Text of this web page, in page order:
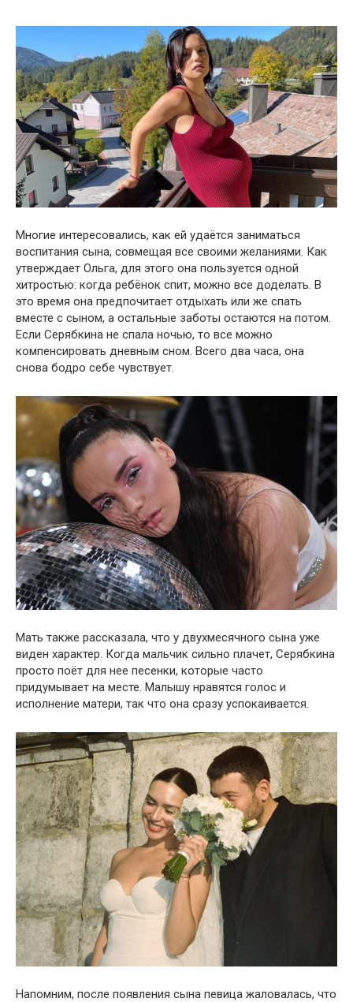
Многие интересовались, как ей удаётся заниматься
воспитания сына, совмещая все своими желаниями. Как
утверждает Ольга, для этого она пользуется одной
хитростью: когда ребёнок спит, можно все доделать. В
это время она предпочитает отдыхать или же спать
вместе с сыном, а остальные заботы остаются на потом.
Если Серябкина не спала ночью, то все можно
компенсировать дневным сном. Всего два часа, она
снова бодро себе чувствует.
Мать также рассказала, что у двухмесячного сына уже
виден характер. Когда мальчик сильно плачет, Серябкина
просто поёт для нее песенки, которые часто
придумывает на месте. Малышу нравятся голос и
исполнение матери, так что она сразу успокаивается.
Напомним, после появления сына певица жаловалась, что